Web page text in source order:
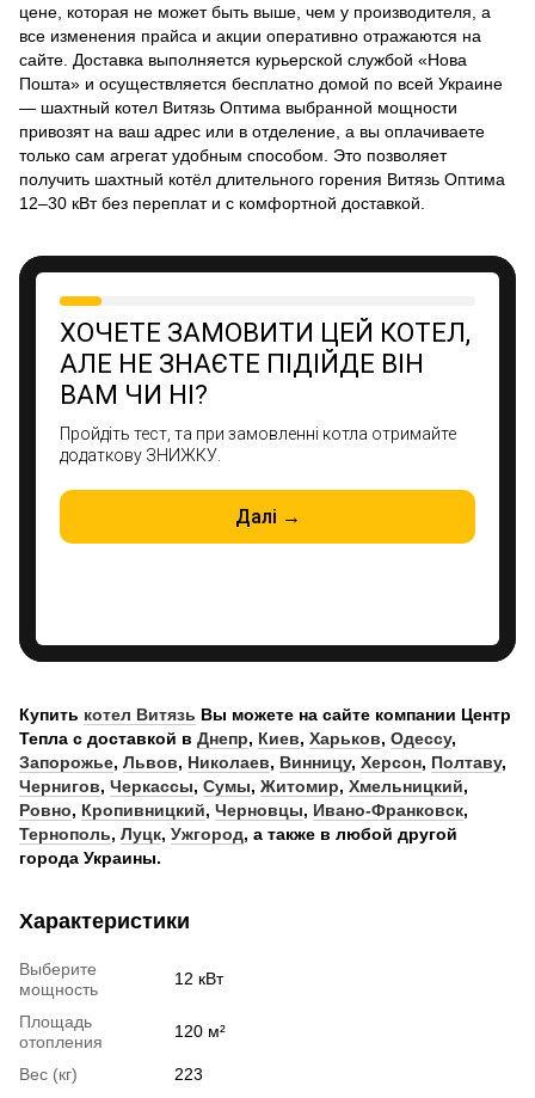
цене, которая не может быть выше, чем у производителя, а
все изменения прайса и акции оперативно отражаются на
сайте. Доставка выполняется курьерской службой «Нова
Пошта» и осуществляется бесплатно домой по всей Украине
— шахтный котел Витязь Оптима выбранной мощности
привозят на ваш адрес или в отделение, а вы оплачиваете
только сам агрегат удобным способом. Это позволяет
получить шахтный котёл длительного горения Витязь Оптима
12–30 кВт без переплат и с комфортной доставкой.
Купить котел Витязь Вы можете на сайте компании Центр
Тепла с доставкой в Днепр, Киев, Харьков, Одессу,
Запорожье, Львов, Николаев, Винницу, Херсон, Полтаву,
Чернигов, Черкассы, Сумы, Житомир, Хмельницкий,
Ровно, Кропивницкий, Черновцы, Ивано-Франковск,
Тернополь, Луцк, Ужгород, а также в любой другой
города Украины.
Характеристики
Выберите
мощность
12 кВт
Площадь
отопления
120 м²
Вес (кг)
223